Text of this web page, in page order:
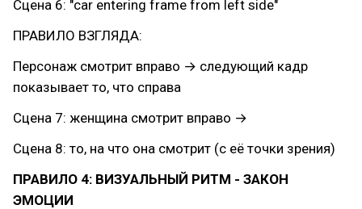
Сцена 6: "car entering frame from left side"
ПРАВИЛО ВЗГЛЯДА:
Персонаж смотрит вправо → следующий кадр
показывает то, что справа
Сцена 7: женщина смотрит вправо →
Сцена 8: то, на что она смотрит (с её точки зрения)
ПРАВИЛО 4: ВИЗУАЛЬНЫЙ РИТМ - ЗАКОН
ЭМОЦИИ